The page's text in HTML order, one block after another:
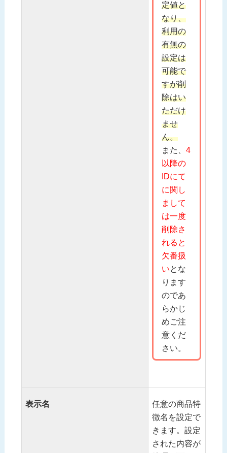
定値と
なり、
利用の
有無の
設定は
可能で
すが削
除はい
ただけ
ませ
ん。
また、 4
以降の
IDにて
に関し
まして
は一度
削除さ
れると
欠番扱
いとな
ります
のであ
らかじ
めご注
意くだ
さい。
表示名
任意の商品特
徴名を設定で
きます。設定
された内容が